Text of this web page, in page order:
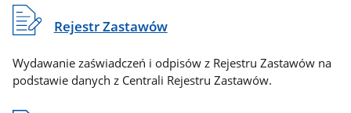
Rejestr Zastawów
Wydawanie zaświadczeń i odpisów z Rejestru Zastawów na
podstawie danych z Centrali Rejestru Zastawów.